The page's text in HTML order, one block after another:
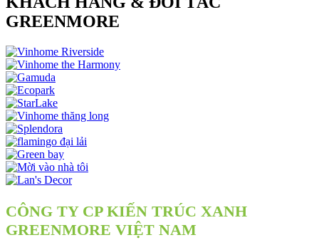
GREENMORE
CÔNG TY CP KIẾN TRÚC XANH
GREENMORE VIỆT NAM